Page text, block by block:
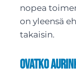
nopea
on yleensä
takaisin.
Ovatko